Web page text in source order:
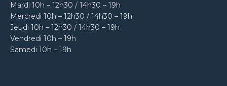
Mardi 10h – 12h30 / 14h30 – 19h
Mercredi 10h – 12h30 / 14h30 – 19h
Jeudi 10h – 12h30 / 14h30 – 19h
Vendredi 10h – 19h
Samedi 10h – 19h